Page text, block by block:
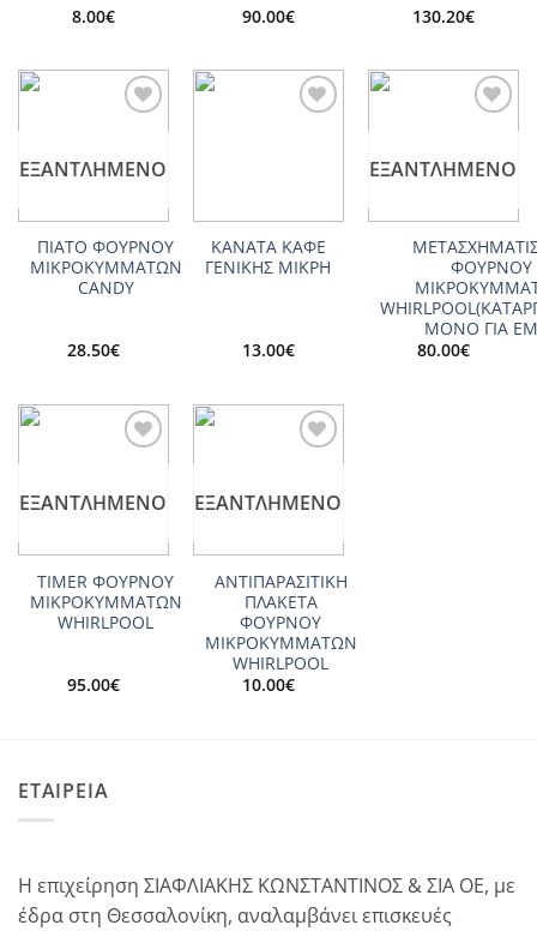
8.00€
90.00€
130.20€
ΕΞΑΝΤΛΗΜΈΝΟ
ΠΙΑΤΟ ΦΟΥΡΝΟΥ
ΜΙΚΡΟΚΥΜΜΑΤΩΝ
CANDY
28.50€
ΚΑΝΑΤΑ ΚΑΦΕ
ΓΕΝΙΚΗΣ ΜΙΚΡΗ
13.00€
ΕΞΑΝΤΛΗΜΈΝΟ
ΦΟΥΡΝΟΥ
ΜΟΝΟ ΓΙΑ
80.00€
ΕΞΑΝΤΛΗΜΈΝΟ
TIMER ΦΟΥΡΝΟΥ
ΜΙΚΡΟΚΥΜΜΑΤΩΝ
WHIRLPOOL
95.00€
ΕΞΑΝΤΛΗΜΈΝΟ
ΑΝΤΙΠΑΡΑΣΙΤΙΚΗ
ΠΛΑΚΕΤΑ
ΦΟΥΡΝΟΥ
ΜΙΚΡΟΚΥΜΜΑΤΩΝ
WHIRLPOOL
10.00€
ΕΤΑΙΡΕΙΑ
Η επιχείρηση ΣΙΑΦΛΙΑΚΗΣ ΚΩΝΣΤΑΝΤΙΝΟΣ & ΣΙΑ ΟΕ, με
έδρα στη Θεσσαλονίκη, αναλαμβάνει επισκευές